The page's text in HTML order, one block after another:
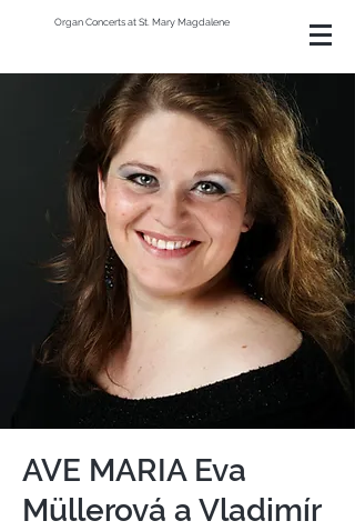
Organ Concerts at St. Mary Magdalene
AVE MARIA Eva
Müllerová a Vladimír